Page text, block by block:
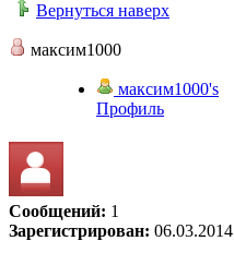
Вернуться наверх
максим1000
максим1000's
Профиль
Сообщений: 1
Зарегистрирован: 06.03.2014